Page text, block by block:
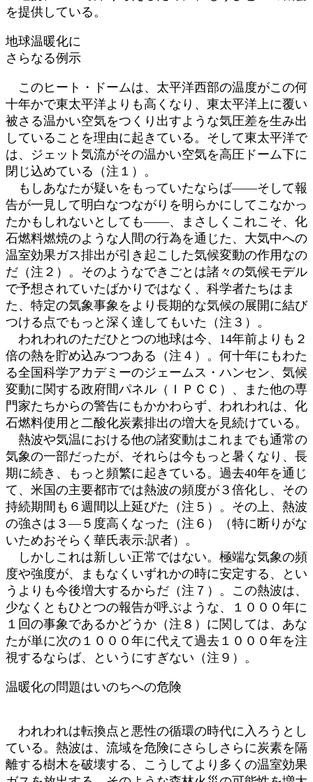
を提供している。
地球温暖化に
さらなる例示
このヒート・ドームは、太平洋西部の温度がこの何
十年かで東太平洋よりも高くなり、東太平洋上に覆い
被さる温かい空気をつくり出すような気圧差を生み出
していることを理由に起きている。そして東太平洋で
は、ジェット気流がその温かい空気を高圧ドーム下に
閉じ込めている（注１）。
もしあなたが疑いをもっていたならば――そして報
告が一見して明白なつながりを明らかにしてこなかっ
たかもしれないとしても――、まさしくこれこそ、化
石燃料燃焼のような人間の行為を通じた、大気中への
温室効果ガス排出が引き起こした気候変動の作用なの
だ（注２）。そのようなできごとは諸々の気候モデル
で予想されていたばかりではなく、科学者たちはま
た、特定の気象事象をより長期的な気候の展開に結び
つける点でもっと深く達してもいた（注３）。
われわれのただひとつの地球は今、14年前よりも２
倍の熱を貯め込みつつある（注４）。何十年にもわた
る全国科学アカデミーのジェームス・ハンセン、気候
変動に関する政府間パネル（ＩＰＣＣ）、また他の専
門家たちからの警告にもかかわらず、われわれは、化
石燃料使用と二酸化炭素排出の増大を見続けている。
熱波や気温における他の諸変動はこれまでも通常の
気象の一部だったが、それらは今もっと暑くなり、長
期に続き、もっと頻繁に起きている。過去40年を通じ
て、米国の主要都市では熱波の頻度が３倍化し、その
持続期間も６週間以上延びた（注５）。その上、熱波
の強さは３―５度高くなった（注６）（特に断りがな
いためおそらく華氏表示:訳者）。
しかしこれは新しい正常ではない。極端な気象の頻
度や強度が、まもなくいずれかの時に安定する、とい
うよりも今後増大するからだ（注７）。この熱波は、
少なくともひとつの報告が呼ぶような、１０００年に
１回の事象であるかどうか（注８）に関しては、あな
たが単に次の１０００年に代えて過去１０００年を注
視するならば、というにすぎない（注９）。
温暖化の問題はいのちへの危険
われわれは転換点と悪性の循環の時代に入ろうとし
ている。熱波は、流域を危険にさらしさらに炭素を隔
離する樹木を破壊する、こうしてより多くの温室効果